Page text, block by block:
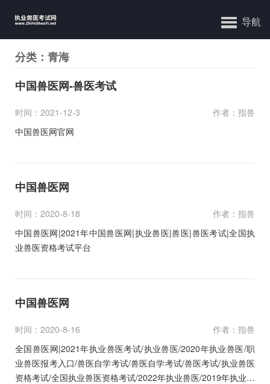
导航
分类：青海
中国兽医网-兽医考试
时间：2021-12-3
作者：指兽
中国兽医网官网
中国兽医网
时间：2020-8-18
作者：指兽
中国兽医网|2021年中国兽医网|执业兽医|兽医|兽医考试|全国执
业兽医资格考试平台
中国兽医网
时间：2020-8-16
作者：指兽
全国兽医网|2021年执业兽医考试/执业兽医/2020年执业兽医/职
业兽医报考入口/兽医自学考试/兽医自学考试/兽医考试/执业兽医
资格考试/全国执业兽医资格考试/2022年执业兽医/2019年执业兽